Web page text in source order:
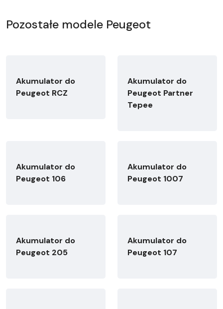
Pozostałe modele Peugeot
Akumulator do
Peugeot RCZ
Akumulator do
Peugeot Partner
Tepee
Akumulator do
Peugeot 106
Akumulator do
Peugeot 1007
Akumulator do
Peugeot 205
Akumulator do
Peugeot 107